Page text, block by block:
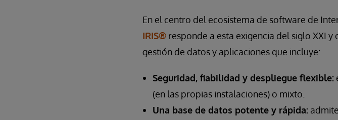
En el centro del ecosistema de software de
IRIS® responde a esta exigencia del siglo XXI
gestión de datos y aplicaciones que incluye:
Seguridad, fiabilidad y despliegue flexible:
(en las propias instalaciones) o mixto.
Una base de datos potente y rápida: